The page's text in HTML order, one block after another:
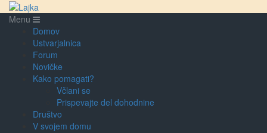
Menu
Domov
Ustvarjalnica
Forum
Novičke
Kako pomagati?
Včlani se
Prispevajte del dohodnine
Društvo
V svojem domu